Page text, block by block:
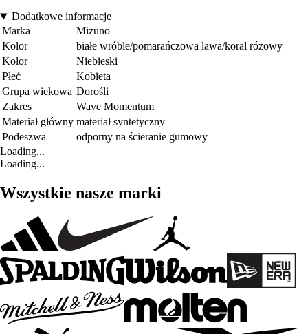
Dodatkowe informacje
Marka
Mizuno
Kolor
białe wróble/pomarańczowa lawa/koral różowy
Kolor
Niebieski
Płeć
Kobieta
Grupa wiekowa Dorośli
Zakres
Wave Momentum
Materiał główny materiał syntetyczny
Podeszwa
odporny na ścieranie gumowy
Loading...
Loading...
Wszystkie nasze marki